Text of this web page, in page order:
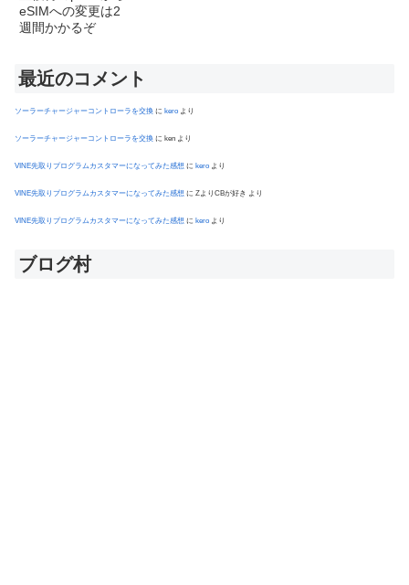
最近のコメント
ソーラーチャージャーコントローラを交換 に kero より
ソーラーチャージャーコントローラを交換 に ken より
VINE先取りプログラムカスタマーになってみた感想 に kero より
VINE先取りプログラムカスタマーになってみた感想 に ZよりCBが好き より
VINE先取りプログラムカスタマーになってみた感想 に kero より
ブログ村